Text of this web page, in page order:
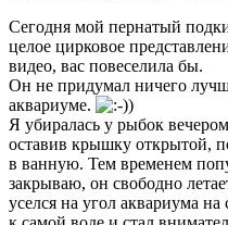
Сегодня мой пернатый
целое цирковое
видео, вас повеселила бы.
Он не придумал ничего
аквариуме.
Я убиралась у рыбок
оставив крышку открытой,
в ванную. Тем временем
закрываю, он свободно
уселся на угол аквариума